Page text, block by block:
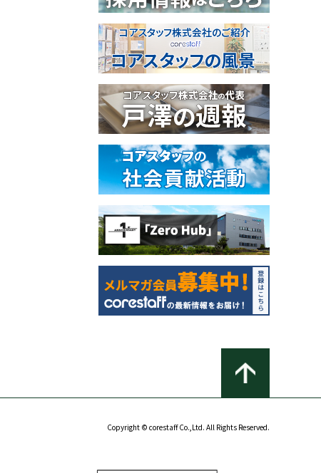
Copyright © corestaff Co.,Ltd. All Rights Reserved.